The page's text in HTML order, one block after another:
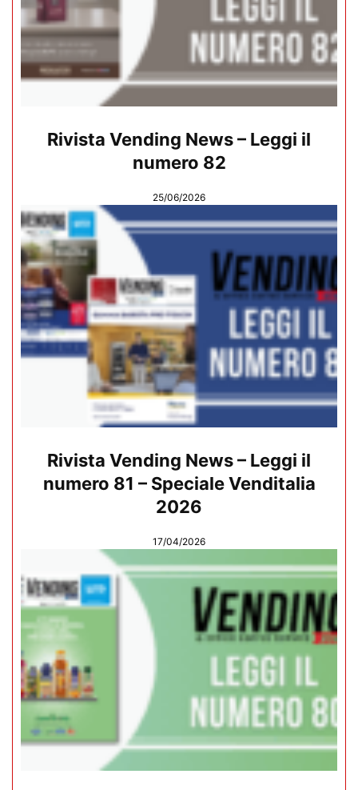
Rivista Vending News – Leggi il
numero 82
25/06/2026
Rivista Vending News – Leggi il
numero 81 – Speciale Venditalia
2026
17/04/2026